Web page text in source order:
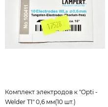
Комплект электродов к "Opti -
Welder T1" 0,6 мм(10 шт.)